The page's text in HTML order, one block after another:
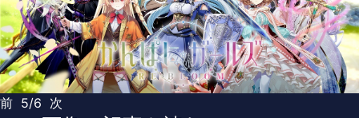
前 5/6 次